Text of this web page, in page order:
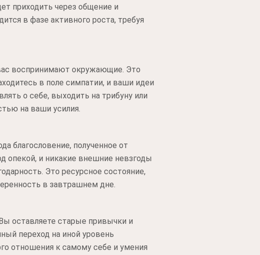
приходить через общение и
в фазе активного роста, требуя
воспринимают окружающие. Это
в поле симпатии, и ваши идеи
о себе, выходить на трибуну или
на ваши усилия.
благословение, полученное от
опекой, и никакие внешние невзгоды
Это ресурсное состояние,
в завтрашнем дне.
оставляете старые привычки и
переход на иной уровень
отношения к самому себе и умения